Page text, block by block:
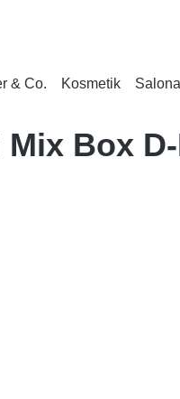
& Co. Kosmetik
Mix Box